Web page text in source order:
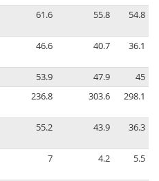
61.6 55.8 54.8
46.6 40.7 36.1
53.9 47.9
45
236.8 303.6 298.1
55.2 43.9 36.3
7 4.2 5.5